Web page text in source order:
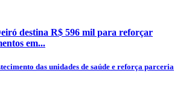
destina R$ 596 mil para reforçar
em...
das unidades de saúde e reforça parceria